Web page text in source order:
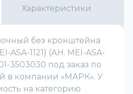
Характеристики
без кронштейна
ASA-1121) (АН. MEI-ASA-
3503030 под заказ по
в компании «МАРК». У
на категорию